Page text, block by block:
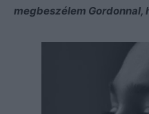
megbeszélem Gordonnal,